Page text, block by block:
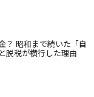
？ 昭和まで続いた「自
脱税が横行した理由